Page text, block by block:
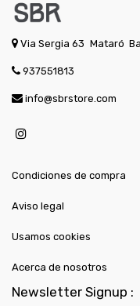
Via Sergia 63 Mataró
937551813
info@sbrstore.com
Condiciones de compra
Aviso legal
Usamos cookies
Acerca de nosotros
Newsletter Signup :